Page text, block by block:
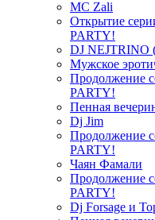
MC Zali
Открытие
PARTY!
DJ NEJTRINO
Мужское
Продолжение
PARTY!
Пенная
Dj Jim
Продолжение
PARTY!
Чаян Фамали
Продолжение
PARTY!
Dj Forsage и